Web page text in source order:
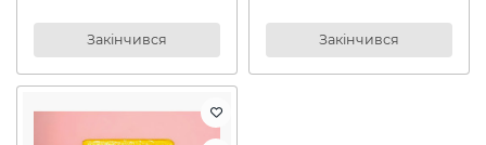
Закінчився Закінчився